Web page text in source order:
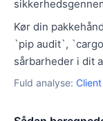
Kør din
`pip audit`,
sårbarheder i dit
Fuld analyse: